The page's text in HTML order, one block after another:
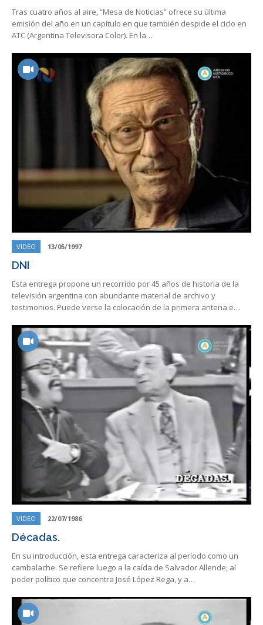
Tras cuatro años al aire, “Mesa de Noticias” ofrece su última
emisión del año en un capítulo en que también despide el ciclo en
ATC (Argentina Televisora Color). En la…
VIDEO 13/05/1997
DNI
Esta entrega propone un recorrido por 45 años de historia de la
televisión argentina con abundante material de archivo y
testimonios. Puede verse la colocación de la primera antena e…
VIDEO 22/07/1986
Décadas.
En su introducción, esta entrega caracteriza al período como un
cambalache. Se refiere luego a la caída de Salvador Allende; al
poder político que concentra José López Rega, y a…